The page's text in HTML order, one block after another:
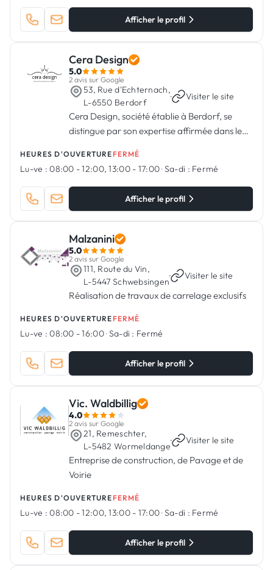
Afficher le profil
Cera Design
5.0
2 avis sur Google
53, Rue d'Echternach,
L-6550 Berdorf
· Visiter le site
Cera Design, société établie à Berdorf, se
distingue par son expertise affirmée dans le
de mosaïques, offrant également une gamme
complète de produits et de services dans le
secteur du revêtement
HEURES D'OUVERTURE FERMÉ
Lu-ve : 08:00 - 12:00, 13:00 - 17:00·Sa-di : Fermé
Afficher le profil
Malzanini
5.0
2 avis sur Google
111, Route du Vin,
L-5447 Schwebsingen
· Visiter le site
Réalisation de travaux de carrelage exclusifs
HEURES D'OUVERTURE FERMÉ
Lu-ve : 08:00 - 16:00·Sa-di : Fermé
Afficher le profil
Vic. Waldbillig
4.0
2 avis sur Google
21, Remeschter,
L-5482 Wormeldange
· Visiter le site
Entreprise de construction, de Pavage et de
Voirie
HEURES D'OUVERTURE FERMÉ
Lu-ve : 08:00 - 12:00, 13:00 - 17:00·Sa-di : Fermé
Afficher le profil